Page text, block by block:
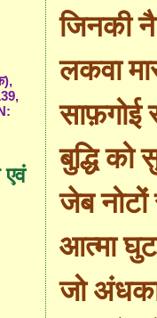
जिनकी
लकवा
साफ़गोई
बुद्धि को
जेब
आत्मा
जो